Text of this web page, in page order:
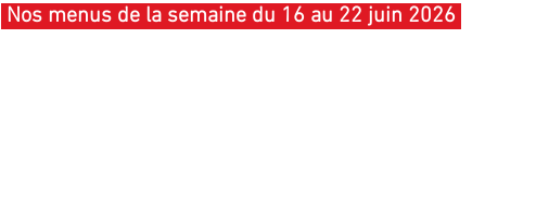
Nos menus de la semaine du 16 au 22 juin 2026